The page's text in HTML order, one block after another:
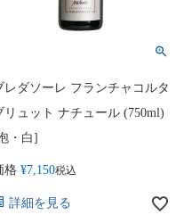
レダソーレ フランチャコルタ
リュット ナチュール (750ml)
・白]
格 ¥7,150税込
詳細を見る